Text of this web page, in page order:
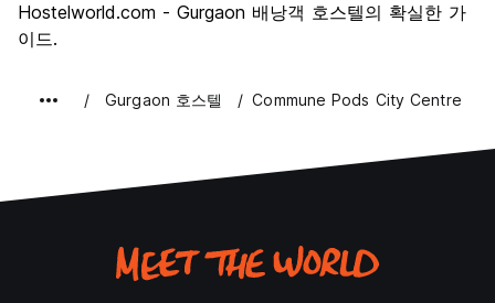
Hostelworld.com - Gurgaon 배낭객 호스텔의 확실한 가
이드.
Gurgaon 호스텔 Commune Pods City Centre